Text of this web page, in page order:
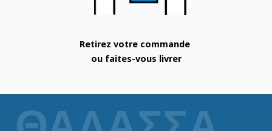
Retirez votre commande
ou faites-vous livrer